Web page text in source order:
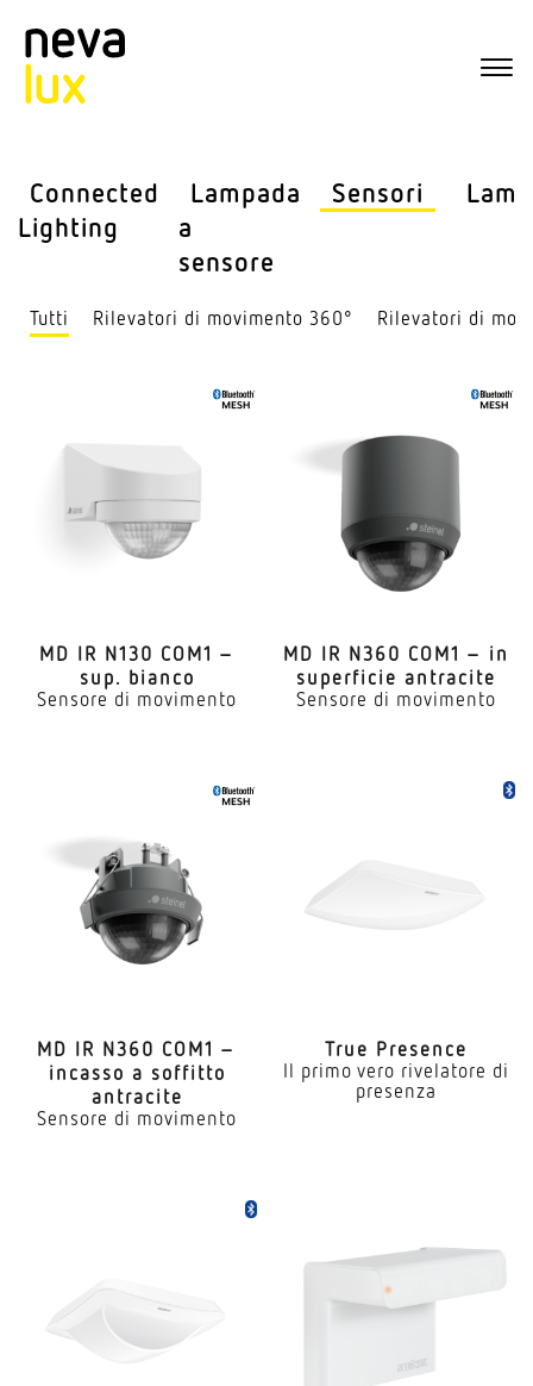
Connected
Lighting
Lampada
a
sensore
Sensori
Tutti Rile­vatori di movi­mento 360° Rile­vatori di
MD IR N130 COM1 –
sup. bianco
Sensore di movimento
MD IR N360 COM1 – in
super­ficie antracite
Sensore di movimento
MD IR N360 COM1 –
incasso a soffitto
antracite
Sensore di movimento
True Presence
Il primo vero rivelatore di
presenza